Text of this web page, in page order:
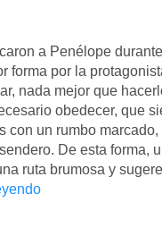
a Penélope
forma por la
nada mejor que
obedecer, que
con un rumbo
De esta forma,
ruta brumosa y